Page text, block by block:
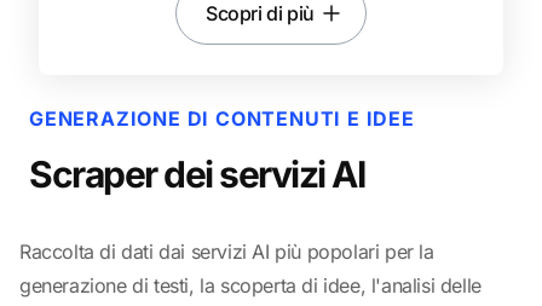
Scopri di più
GENERAZIONE DI CONTENUTI E IDEE
Scraper dei servizi AI
Raccolta di dati dai servizi AI più popolari per la
generazione di testi, la scoperta di idee, l'analisi delle